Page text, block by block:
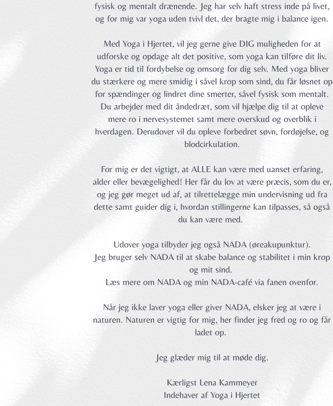
fysisk og mentalt drænende. Jeg har selv haft stress inde på livet,
og for mig var yoga uden tvivl det, der bragte mig i balance igen.
Med Yoga i Hjertet, vil jeg gerne give DIG muligheden for at
udforske og opdage alt det positive, som yoga kan tilføre dit liv.
Yoga er tid til fordybelse og omsorg for dig selv. Med yoga bliver
du stærkere og mere smidig i såvel krop som sind, du får løsnet op
for spændinger og lindret dine smerter, såvel fysisk som mentalt.
Du arbejder med dit åndedræt, som vil hjælpe dig til at opleve
mere ro i nervesystemet samt mere overskud og overblik i
hverdagen. Derudover vil du opleve forbedret søvn, fordøjelse, og
blodcirkulation.
For mig er det vigtigt, at ALLE kan være med uanset erfaring,
alder eller bevægelighed! Her får du lov at være præcis, som du er,
og jeg gør meget ud af, at tilrettelægge min undervisning ud fra
dette samt guider dig i, hvordan stillingerne kan tilpasses, så også
du kan være med.
Udover yoga tilbyder jeg også NADA (øreakupunktur).
Jeg bruger selv NADA til at skabe balance og stabilitet i min krop
og mit sind.
Læs mere om NADA og min NADA-café via fanen ovenfor.
Når jeg ikke laver yoga eller giver NADA, elsker jeg at være i
naturen. Naturen er vigtig for mig, her finder jeg fred og ro og får
ladet op.
Jeg glæder mig til at møde dig.
Kærligst Lena Kammeyer
Indehaver af Yoga i Hjertet